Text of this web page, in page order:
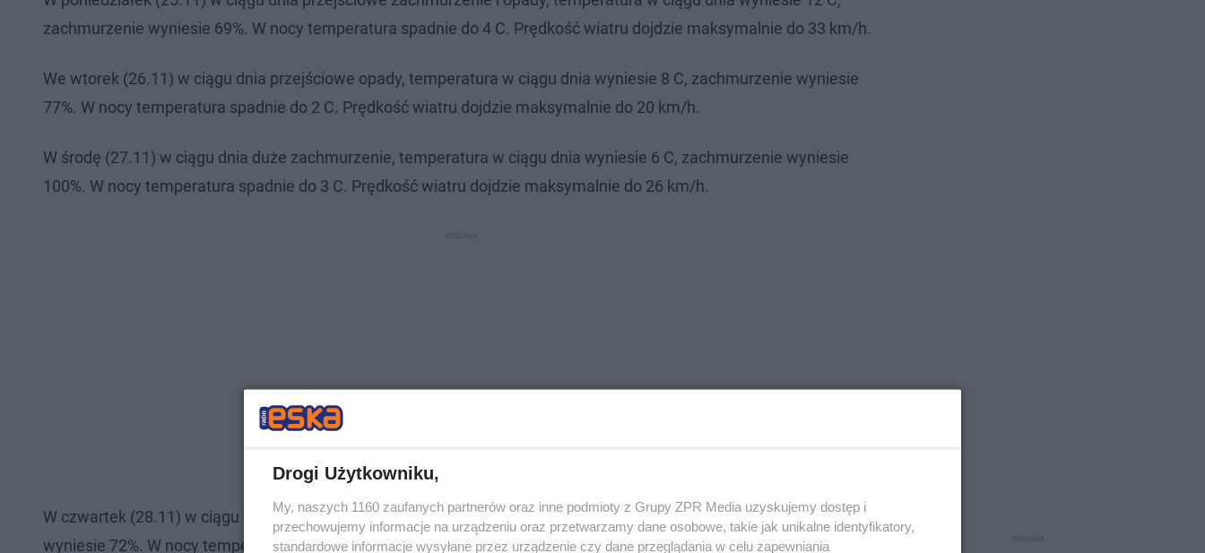
zachmurzenie wyniesie 69%. W nocy temperatura spadnie do 4 C. Prędkość wiatru dojdzie maksymalnie do 33 km/h.
We wtorek (26.11) w ciągu dnia przejściowe opady, temperatura w ciągu dnia wyniesie 8 C, zachmurzenie wyniesie
77%. W nocy temperatura spadnie do 2 C. Prędkość wiatru dojdzie maksymalnie do 20 km/h.
W środę (27.11) w ciągu dnia duże zachmurzenie, temperatura w ciągu dnia wyniesie 6 C, zachmurzenie wyniesie
100%. W nocy temperatura spadnie do 3 C. Prędkość wiatru dojdzie maksymalnie do 26 km/h.
W czwartek (28.11) w ciągu dnia pochmurno z opadami, temperatura w ciągu dnia wyniesie 6 C, zachmurzenie
wyniesie 72%. W nocy temperatura spadnie do 3 C. Prędkość wiatru dojdzie do 26 km/h.
Drogi Użytkowniku,
My, naszych 1160 zaufanych partnerów oraz inne podmioty z Grupy ZPR Media uzyskujemy dostęp i
przechowujemy informacje na urządzeniu oraz przetwarzamy dane osobowe, takie jak unikalne identyfikatory,
standardowe informacje wysyłane przez urządzenie czy dane przeglądania w celu zapewniania